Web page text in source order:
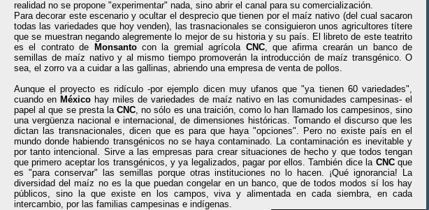
realidad no se propone "experimentar" nada, sino abrir el canal para su comercialización.
Para decorar este escenario y ocultar el desprecio que tienen por el maíz nativo (del cual sacaron
todas las variedades que hoy venden), las trasnacionales se consiguieron unos agricultores títere
que se muestran negando alegremente lo mejor de su historia y su país. El libreto de este teatrito
es el contrato de
Monsantocon la gremial agrícola CNC, que afirma crearán un banco de
semillas de maíz nativo y al mismo tiempo promoverán la introducción de maíz transgénico. O
sea, el zorro va a cuidar a las gallinas, abriendo una empresa de venta de pollos.
Aunque el proyecto es ridículo -por ejemplo dicen muy ufanos que "ya tienen 60 variedades",
cuando en México hay miles de variedades de maíz nativo en las comunidades campesinas- el
papel al que se presta la CNC, no sólo es una traición, como lo han llamado los campesinos, sino
una vergüenza nacional e internacional, de dimensiones históricas. Tomando el discurso que les
dictan las transnacionales, dicen que es para que haya "opciones". Pero no existe país en el
mundo donde habiendo transgénicos no se haya contaminado. La contaminación es inevitable y
por tanto intencional. Sirve a las empresas para crear situaciones de hecho y que todos tengan
que primero aceptar los transgénicos, y ya legalizados, pagar por ellos. También dice la CNCque
es "para conservar" las semillas porque otras instituciones no lo hacen. ¡Qué ignorancia! La
diversidad del maíz no es la que puedan congelar en un banco, que de todos modos sí los hay
públicos, sino la que existe en los campos, viva y alimentada en cada siembra, en cada
intercambio, por las familias campesinas e indígenas.